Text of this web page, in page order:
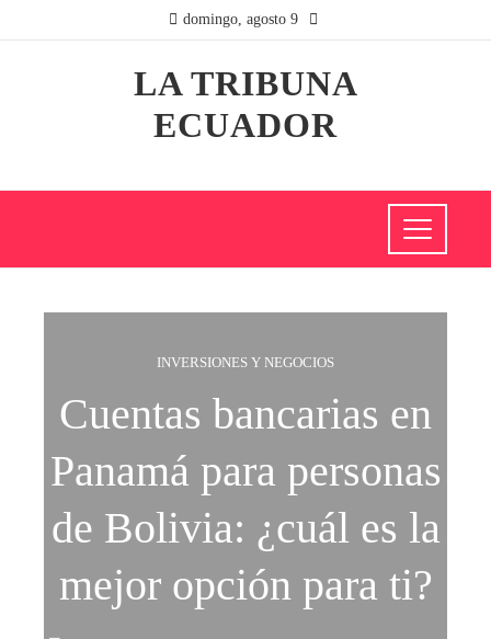
domingo, agosto 9
LA TRIBUNA
ECUADOR
INVERSIONES Y NEGOCIOS
Cuentas bancarias en
Panamá para personas
de Bolivia: ¿cuál es la
mejor opción para ti?